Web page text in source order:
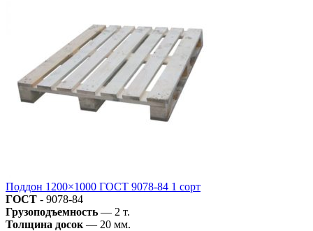
Поддон 1200×1000 ГОСТ 9078-84 1 сорт
ГОСТ - 9078-84
Грузоподъемность — 2 т.
Толщина досок — 20 мм.